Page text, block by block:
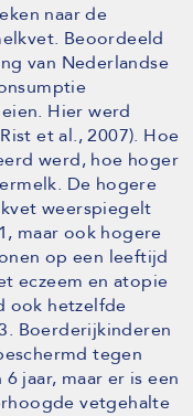
naar de
Beoordeeld
van Nederlandse
Hier werd
et al., 2007). Hoe
werd, hoe hoger
De hogere
weerspiegelt
maar ook hogere
op een leeftijd
eczeem en atopie
ook hetzelfde
Boerderijkinderen
tegen
jaar, maar er is een
vetgehalte